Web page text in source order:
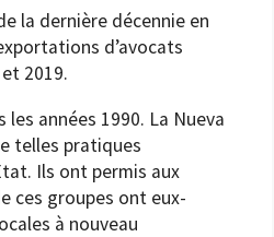
la dernière décennie en
d’avocats
2019.
années 1990. La Nueva
telles pratiques
Ils ont permis aux
ces groupes ont eux-
à nouveau